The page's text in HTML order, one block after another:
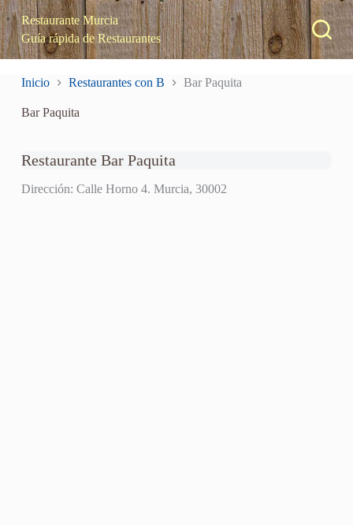
S
a
l
t
n
Restaurante Murcia
Guía rápida de Restaurantes
Inicio Restaurantes con B Bar Paquita
Bar Paquita
Restaurante Bar Paquita
Dirección: Calle Horno 4. Murcia, 30002